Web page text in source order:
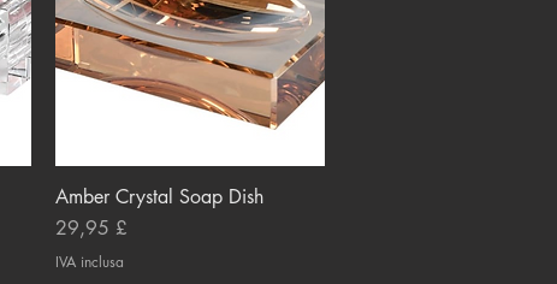
Vista rapida
Amber Crystal Soap Dish
Prezzo
29,95 £
IVA inclusa